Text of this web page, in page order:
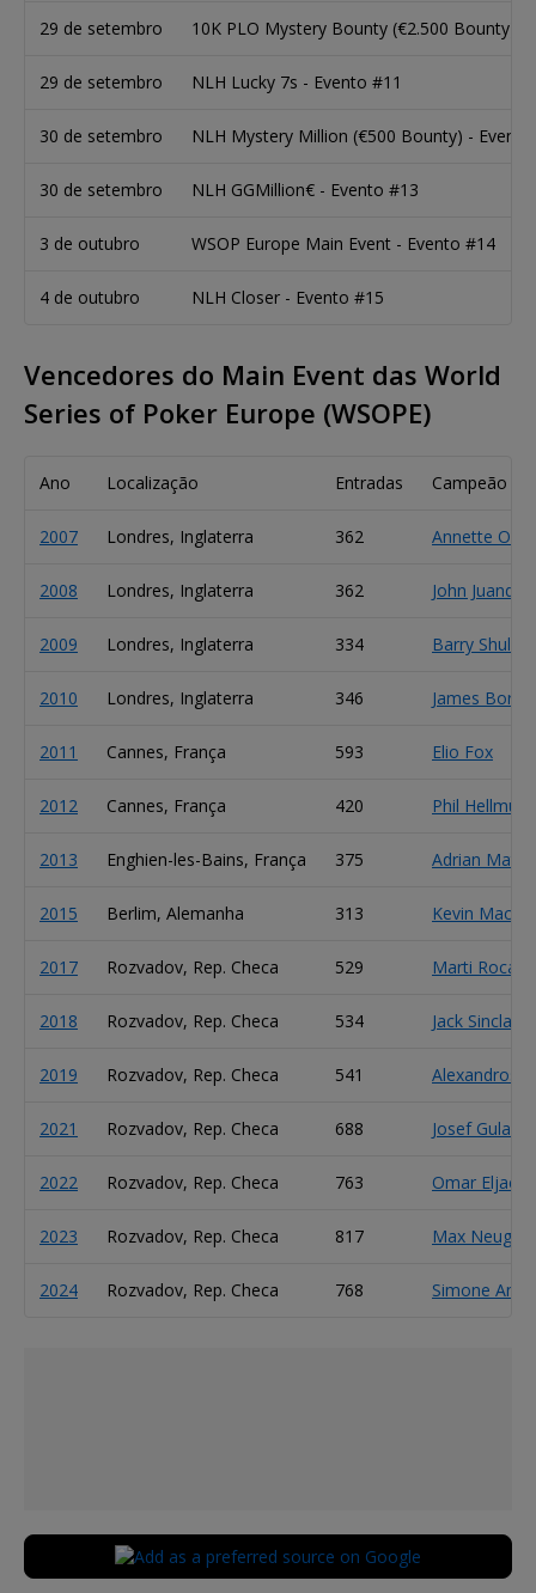
29 de setembro 10K PLO Mystery Bounty (€2.500 Bounty) -
29 de setembro NLH Lucky 7s - Evento #11
30 de setembro NLH Mystery Million (€500 Bounty) -
30 de setembro NLH GGMillion€ - Evento #13
3 de outubro WSOP Europe Main Event - Evento #14
4 de outubro NLH Closer - Evento #15
Vencedores do Main Event das World
Series of Poker Europe (WSOPE)
Ano Localização Entradas Campeão
2007 Londres, Inglaterra 362 Annette
2008 Londres, Inglaterra 362 John Juanda
2009 Londres, Inglaterra 334 Barry
2010 Londres, Inglaterra 346 James Bord
2011 Cannes, França 593 Elio Fox
2012 Cannes, França 420 Phil Hellmuth
2013 Enghien-les-Bains, França 375 Adrian
2015 Berlim, Alemanha 313 Kevin
2017 Rozvadov, Rep. Checa 529 Marti Roca
2018 Rozvadov, Rep. Checa 534 Jack Sinclair
2019 Rozvadov, Rep. Checa 541 Alexandros
2021 Rozvadov, Rep. Checa 688 Josef Gulas Jr
2022 Rozvadov, Rep. Checa 763 Omar Eljach
2023 Rozvadov, Rep. Checa 817 Max
2024 Rozvadov, Rep. Checa 768 Simone